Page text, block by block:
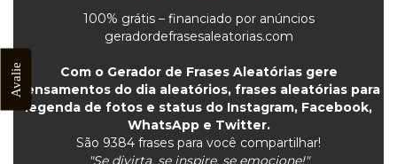
100% grátis – financiado por anúncios
geradordefrasesaleatorias.com
Com o Gerador de Frases Aleatórias gere
pensamentos do dia aleatórios, frases aleatórias para
legenda de fotos e status do Instagram, Facebook,
WhatsApp e Twitter.
São 9384 frases para você compartilhar!
"Se divirta, se inspire, se emocione!"
Avalie